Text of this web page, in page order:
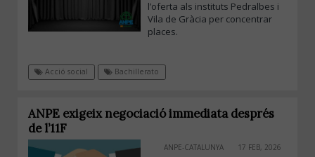
l’oferta als instituts Pedralbes i
Vila de Gràcia per concentrar
places.
Acció social Bachillerato
ANPE exigeix negociació immediata després
de l’11F
ANPE-CATALUNYA 17 FEB, 2026